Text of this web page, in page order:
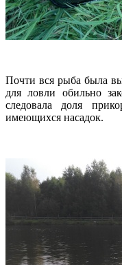
Почти вся рыба была
для ловли обильно
следовала доля
имеющихся насадок.